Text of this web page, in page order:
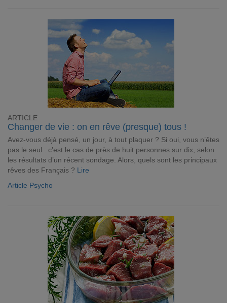
ARTICLE
Changer de vie : on en rêve (presque) tous !
Avez-vous déjà pensé, un jour, à tout plaquer ? Si oui, vous n’êtes
pas le seul : c’est le cas de près de huit personnes sur dix, selon
les résultats d’un récent sondage. Alors, quels sont les principaux
rêves des Français ? Lire
Article Psycho